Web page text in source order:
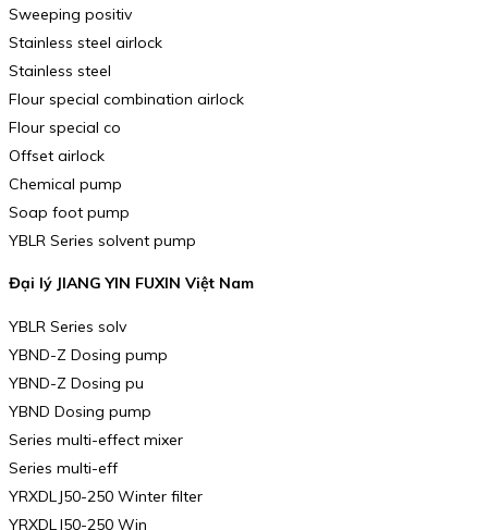
Sweeping positiv
Stainless steel airlock
Stainless steel
Flour special combination airlock
Flour special co
Offset airlock
Chemical pump
Soap foot pump
YBLR Series solvent pump
Đại lý JIANG YIN FUXIN Việt Nam
YBLR Series solv
YBND-Z Dosing pump
YBND-Z Dosing pu
YBND Dosing pump
Series multi-effect mixer
Series multi-eff
YRXDLJ50-250 Winter filter
YRXDLJ50-250 Win